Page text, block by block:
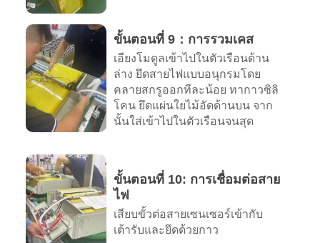
ขั้นตอนที่ 9：การรวมเคส
เอียงโมดูลเข้าไปในตัวเรือนด้าน
ล่าง ยึดสายไฟแบบอนุกรมโดย
คลายสกรูออกทีละน้อย ทากาวซิลิ
โคน ยึดแผ่นใยไม้อัดด้านบน จาก
นั้นใส่เข้าไปในตัวเรือนจนสุด
ขั้นตอนที่ 10: การเชื่อมต่อสาย
ไฟ
เสียบขั้วต่อสายเซนเซอร์เข้ากับ
เต้ารับและยึดด้วยกาว